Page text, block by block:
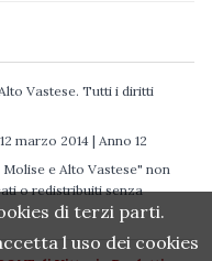
Vastese. Tutti i diritti
marzo 2014 | Anno 12
e Alto Vastese" non
o redistribuiti senza
di terzi parti.
l uso dei cookies